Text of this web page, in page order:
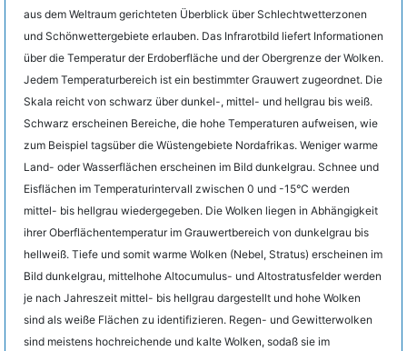
aus dem Weltraum gerichteten Überblick über Schlechtwetterzonen
und Schönwettergebiete erlauben. Das Infrarotbild liefert Informationen
über die Temperatur der Erdoberfläche und der Obergrenze der Wolken.
Jedem Temperaturbereich ist ein bestimmter Grauwert zugeordnet. Die
Skala reicht von schwarz über dunkel-, mittel- und hellgrau bis weiß.
Schwarz erscheinen Bereiche, die hohe Temperaturen aufweisen, wie
zum Beispiel tagsüber die Wüstengebiete Nordafrikas. Weniger warme
Land- oder Wasserflächen erscheinen im Bild dunkelgrau. Schnee und
Eisflächen im Temperaturintervall zwischen 0 und -15°C werden
mittel- bis hellgrau wiedergegeben. Die Wolken liegen in Abhängigkeit
ihrer Oberflächentemperatur im Grauwertbereich von dunkelgrau bis
hellweiß. Tiefe und somit warme Wolken (Nebel, Stratus) erscheinen im
Bild dunkelgrau, mittelhohe Altocumulus- und Altostratusfelder werden
je nach Jahreszeit mittel- bis hellgrau dargestellt und hohe Wolken
sind als weiße Flächen zu identifizieren. Regen- und Gewitterwolken
sind meistens hochreichende und kalte Wolken, sodaß sie im